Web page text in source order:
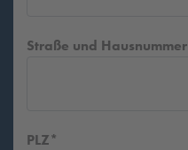
Straße und Hausnummer
PLZ